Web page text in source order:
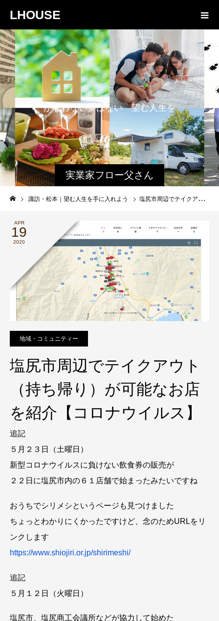
LHOUSE
実業家フロー父さん
と娘のファミログ
かなわない夢はない 望む人生を手に入れよう
諏訪・松本｜望む人生を手に入れよう 塩尻市周辺でテイクアウト（持ち帰り）が可能なお店を紹介【コロナウイルス】
APR
19
2020
地域・コミュニティー
塩尻市周辺でテイクアウト
（持ち帰り）が可能なお店
を紹介【コロナウイルス】
追記
５月２３日（土曜日）
新型コロナウイルスに負けない飲食券の販売が
２２日に塩尻市内の６１店舗で始まったみたいですね
おうちでシリメシというページも見つけました
ちょっとわかりにくかったですけど、念のためURLをリ
ンクします
https://www.shiojiri.or.jp/shirimeshi/
追記
５月１２日（火曜日）
塩尻市、塩尻商工会議所などが協力して始めた